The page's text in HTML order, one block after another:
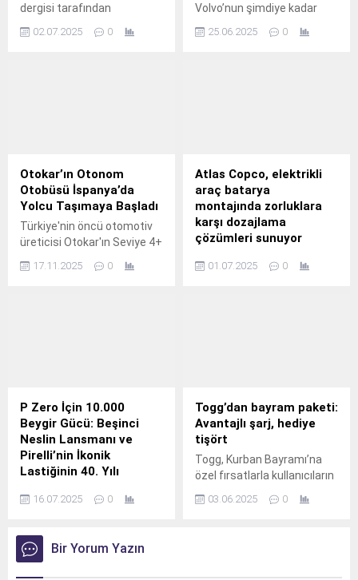
dergisi tarafından
100 Şirketi” listesine bu yıl
02.07.2025 0
Volvo’nun şimdiye kadar
çevreci SUV modeli EX30,
25.06.2025 0
Otokar’ın Otonom
Otobüsü İspanya’da
Yolcu Taşımaya Başladı
Türkiye'nin öncü otomotiv
üreticisi Otokar'ın Seviye 4+
Otonom e-Centro
17.11.2025 0
Atlas Copco, elektrikli
araç batarya
montajında zorluklara
karşı dozajlama
çözümleri sunuyor
otomobillerin %20’sini
01.07.2025 0
P Zero İçin 10.000
Beygir Gücü: Beşinci
Neslin Lansmanı ve
Pirelli’nin İkonik
Lastiğinin 40. Yılı
Pirelli beşinci nesil P Zero
lastiğinin lansmanını 2025
(Goodwood Festival of
Speed) açılışı sırasında
16.07.2025 0
Togg’dan bayram paketi:
Avantajlı şarj, hediye
tişört
Togg, Kurban Bayramı’na
özel fırsatlarla kullanıcıların
yanında olmayı sürdürüyor.
03.06.2025 0
Bir Yorum Yazın